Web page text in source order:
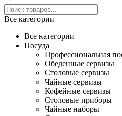
Все категории
Все категории
Посуда
Профессиональная
Обеденные сервизы
Столовые сервизы
Чайные сервизы
Кофейные сервизы
Столовые приборы
Чайные наборы